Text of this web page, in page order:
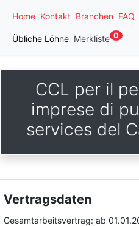
Home Kontakt Branchen FAQ
Übliche Löhne Merkliste 0
CCL per il
imprese di
services del
Vertragsdaten
Gesamtarbeitsvertrag: ab